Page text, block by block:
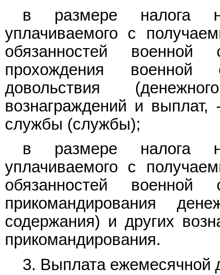
в размере налога
уплачиваемого с
обязанностей
прохождения
довольствия
вознаграждений и
службы (службы);
в размере налога
уплачиваемого с
обязанностей
прикомандирования
содержания) и других
прикомандирования.
3. Выплата ежемесячной